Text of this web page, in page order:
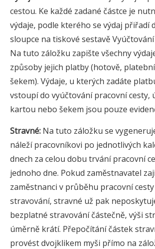
cestou. Ke každé zadané částce je
výdaje, podle kterého se výdaj přiřadí
sloupce na tiskové sestavě
Na tuto záložku zapište všechny
způsoby jejich platby (hotově,
šekem). Výdaje, u kterých zadáte
vstoupí do vyúčtování pracovní cesty,
kartou nebo šekem jsou pouze
Stravné: Na tuto záložku se
náleží pracovníkovi po jednotlivých
dnech za celou dobu trvání pracovní
jednoho dne. Pokud zaměstnavatel
zaměstnanci v průběhu pracovní
stravování, stravné už pak
bezplatné stravování částečně, výši
úměrně krátí. Přepočítání částek
provést dvojklikem myši přímo na